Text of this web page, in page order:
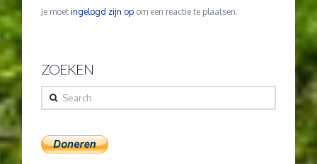
Je moetingelogd zijn op om een reactie te plaatsen.
ZOEKEN
Search